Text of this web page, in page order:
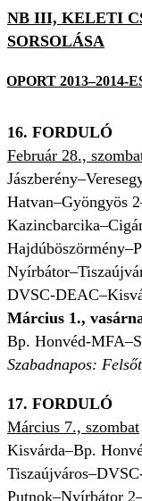
NB III, KELETI
SORSOLÁSA
2013–2014-
16. FORDULÓ
Február 28.,
Hatvan–Gyöngyös
DVSC-
Március 1.,
Bp. Honvéd-
Szabadnapos:
17. FORDULÓ
Március 7., szombat
Kisvárda–Bp.
Putnok–Nyírbátor